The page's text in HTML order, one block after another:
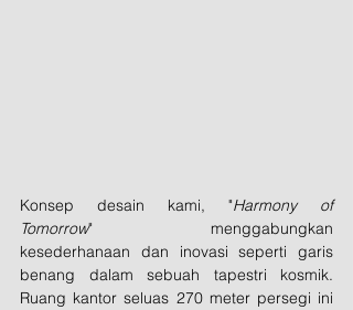
Konsep desain kami, "Harmony of
Tomorrow" menggabungkan
kesederhanaan dan inovasi seperti garis
benang dalam sebuah tapestri kosmik.
Ruang kantor seluas 270 meter persegi ini